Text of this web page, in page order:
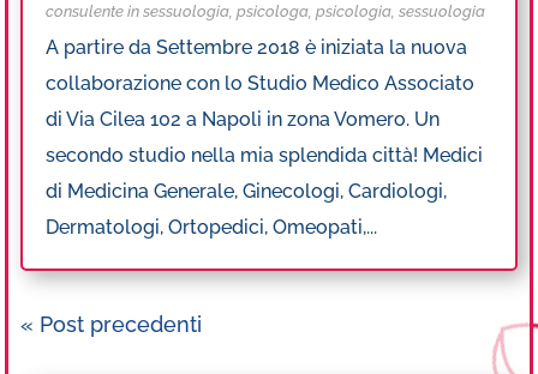
consulente in sessuologia,psicologa,psicologia,sessuologia
A partire da Settembre 2018 è iniziata la nuova
collaborazione con lo Studio Medico Associato
di Via Cilea 102 a Napoli in zona Vomero. Un
secondo studio nella mia splendida città! Medici
di Medicina Generale, Ginecologi, Cardiologi,
Dermatologi, Ortopedici, Omeopati,...
« Post precedenti